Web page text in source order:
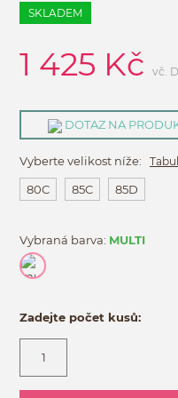
SKLADEM
1 425 Kč vč.
DOTAZ NA
Vyberte velikost níže:
80C 85C 85D
Vybraná barva: MULTI
Zadejte počet kusů: